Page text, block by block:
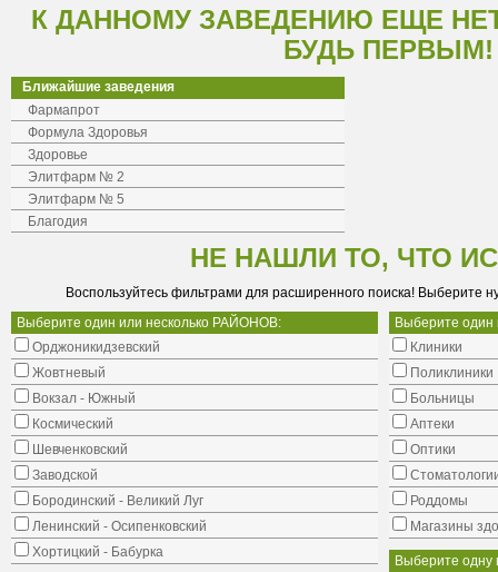
К ДАННОМУ ЗАВЕДЕНИЮ ЕЩЕ
БУДЬ ПЕРВЫМ!
Ближайшие заведения
Фармапрот
Формула Здоровья
Здоровье
Элитфарм № 2
Элитфарм № 5
Благодия
НЕ НАШЛИ ТО, ЧТО
Воспользуйтесь фильтрами для расширенного поиска! Выберите
Выберите один или несколько РАЙОНОВ:
Орджоникидзевский
Жовтневый
Вокзал - Южный
Космический
Шевченковский
Заводской
Бородинский - Великий Луг
Ленинский - Осипенковский
Хортицкий - Бабурка
Выберите
Клиники
Поликлиники
Больницы
Аптеки
Оптики
Роддомы
Магазины
Выберите одну